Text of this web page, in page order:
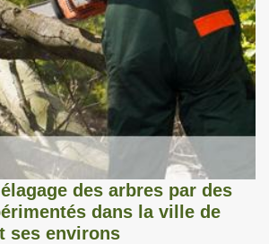
des arbres par des
dans la ville de
ses environs